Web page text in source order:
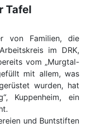
Tafel
von Familien, die
im DRK,
vom „Murgtal-
mit allem, was
wurden, hat
Kuppenheim, ein
und Buntstiften